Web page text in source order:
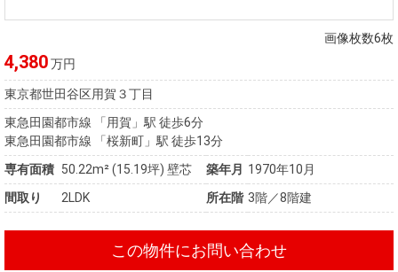
画像枚数6枚
4,380万円
東京都世田谷区用賀３丁目
東急田園都市線 「用賀」駅 徒歩6分
東急田園都市線 「桜新町」駅 徒歩13分
専有面積 50.22m²(15.19坪) 壁芯 築年月
1970年10月
間取り
2LDK 所在階 3階／8階建
この物件にお問い合わせ